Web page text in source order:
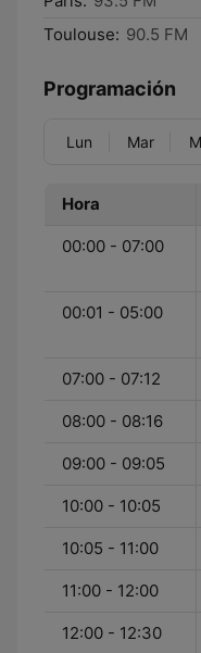
Toulouse: 90.5 FM
Programación
Lun Mar
Hora
00:00 - 07:00
00:01 - 05:00
07:00 - 07:12
08:00 - 08:16
09:00 - 09:05
10:00 - 10:05
10:05 - 11:00
11:00 - 12:00
12:00 - 12:30